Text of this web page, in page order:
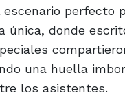
perfecto
única, donde
una huella
los asistentes.